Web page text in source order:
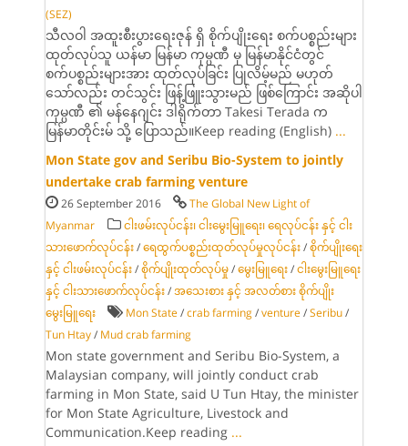
(SEZ)
သီလဝါ အထူးစီးပွားရေးဇုန် ရှိ စိုက်ပျိုးရေး စက်ပစ္စည်းများ
ထုတ်လုပ်သူ ယန်မာ မြန်မာ ကုမ္ပဏီ မှ မြန်မာနိုင်ငံတွင်
စက်ပစ္စည်းများအား ထုတ်လုပ်ခြင်း ပြုလိမ့်မည် မဟုတ်
သော်လည်း တင်သွင်း ဖြန့်ဖြူးသွားမည် ဖြစ်ကြောင်း အဆိုပါ
ကုမ္ပဏီ ၏ မန်နေဂျင်း ဒါရိုက်တာ Takesi Terada က
မြန်မာတိုင်းမ် သို့ ပြောသည်။Keep reading (English) ...
Mon State gov and Seribu Bio-System to jointly
undertake crab farming venture
26 September 2016
The Global New Light of
Myanmar
ငါးဖမ်းလုပ်ငန်း၊ ငါးမွေးမြူရေး၊ ရေလုပ်ငန်း နှင့် ငါး
သားဖောက်လုပ်ငန်း /ရေထွက်ပစ္စည်းထုတ်လုပ်မှုလုပ်ငန်း /စိုက်ပျိုးရေး
နှင့် ငါးဖမ်းလုပ်ငန်း /စိုက်ပျိုးထုတ်လုပ်မှု /မွေးမြူရေး /ငါးမွေးမြူရေး
နှင့် ငါးသားဖောက်လုပ်ငန်း /အသေးစား နှင့် အလတ်စား စိုက်ပျိုး
မွေးမြူရေး
Mon State /crab farming /venture /Seribu /
Tun Htay / Mud crab farming
Mon state government and Seribu Bio-System, a
Malaysian company, will jointly conduct crab
farming in Mon State, said U Tun Htay, the minister
for Mon State Agriculture, Livestock and
Communication.Keep reading ...